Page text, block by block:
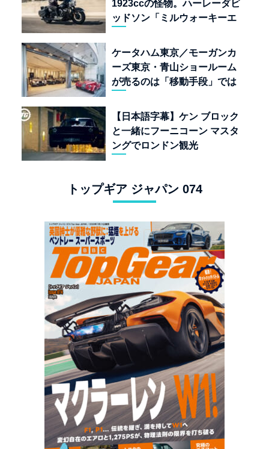
1923ccの怪物。ハーレーダビ
ッドソン「ミルウォーキーエ
ケータハム東京／モーガンカ
ーズ東京・青山ショールーム
が売るのは「移動手段」では
【日本語字幕】ケン ブロック
と一緒にフーニコーン マスタ
ングでロンドン観光
トップギア ジャパン 074